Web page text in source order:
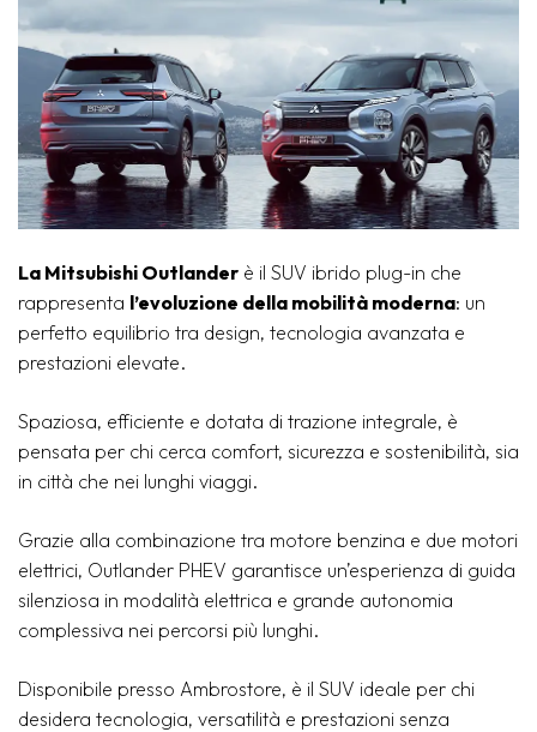
La Mitsubishi Outlander è il SUV ibrido plug-in che
rappresenta l’evoluzione della mobilità moderna: un
perfetto equilibrio tra design, tecnologia avanzata e
prestazioni elevate.
Spaziosa, efficiente e dotata di trazione integrale, è
pensata per chi cerca comfort, sicurezza e sostenibilità, sia
in città che nei lunghi viaggi.
Grazie alla combinazione tra motore benzina e due motori
elettrici, Outlander PHEV garantisce un’esperienza di guida
silenziosa in modalità elettrica e grande autonomia
complessiva nei percorsi più lunghi.
Disponibile presso Ambrostore, è il SUV ideale per chi
desidera tecnologia, versatilità e prestazioni senza